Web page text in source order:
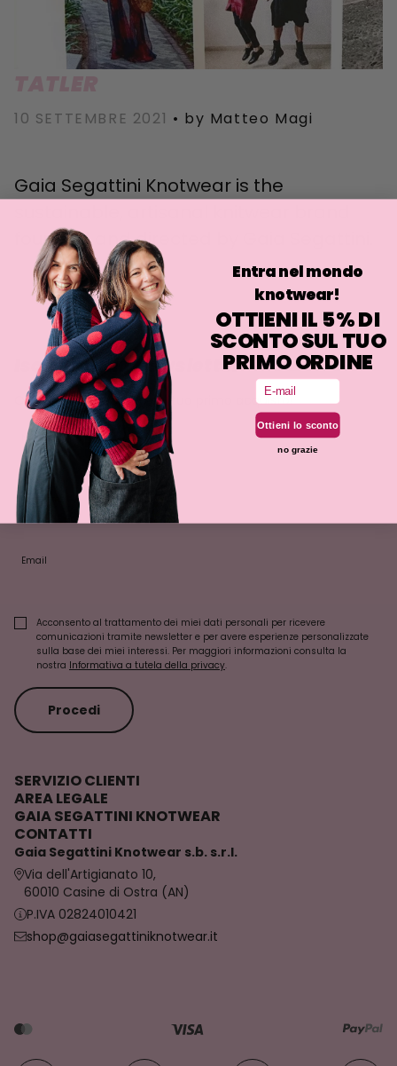
10 SETTEMBRE 2021 • by Matteo Magi
Gaia Segattini Knotwear is the
founded and directed by Gaia Segattini.
Iscriviti alla newsletter
Ottieni il 5% di sconto sul tuo primo acquisto!
Nome
Cognome
Email
Acconsento al trattamento dei miei dati personali per ricevere
comunicazioni tramite newsletter e per avere esperienze personalizzate
sulla base dei miei interessi. Per maggiori informazioni consulta la
nostra Informativa a tutela della privacy.
Procedi
SERVIZIO CLIENTI
AREA LEGALE
GAIA SEGATTINI KNOTWEAR
CONTATTI
Gaia Segattini Knotwear s.b. s.r.l.
Via dell'Artigianato 10,
60010 Casine di Ostra (AN)
P.IVA 02824010421
shop@gaiasegattiniknotwear.it
Entra nel mondo
knotwear!
OTTIENI IL 5% DI
SCONTO SUL TUO
PRIMO ORDINE
Email
Ottieni lo sconto
no grazie